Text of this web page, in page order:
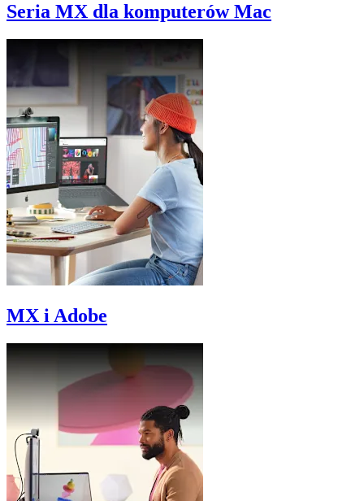
Seria MX dla komputerów Mac
MX i Adobe